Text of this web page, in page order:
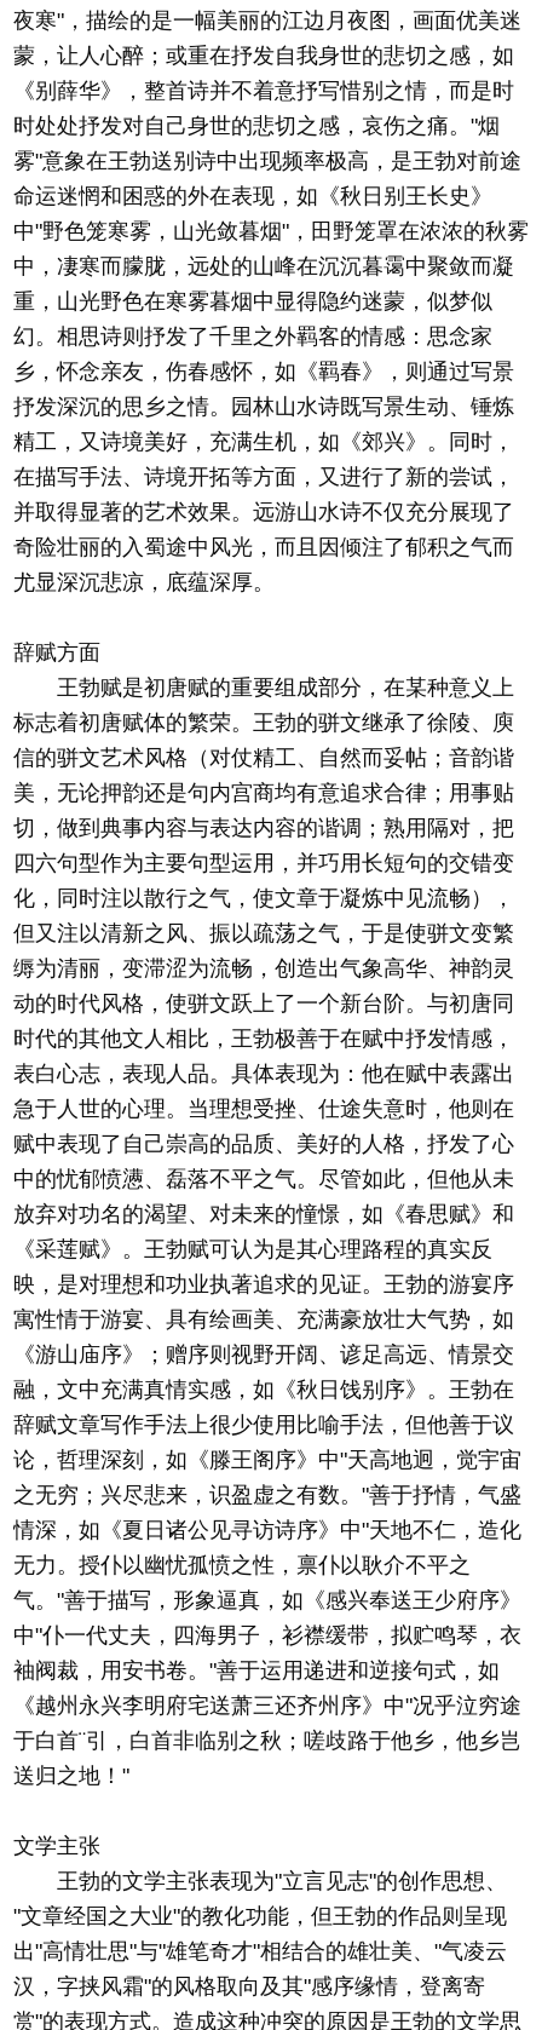
夜寒"，描绘的是一幅美丽的江边月夜图，画面优美迷
蒙，让人心醉；或重在抒发自我身世的悲切之感，如
《别薛华》，整首诗并不着意抒写惜别之情，而是时
时处处抒发对自己身世的悲切之感，哀伤之痛。"烟
雾"意象在王勃送别诗中出现频率极高，是王勃对前途
命运迷惘和困惑的外在表现，如《秋日别王长史》
中"野色笼寒雾，山光敛暮烟"，田野笼罩在浓浓的秋雾
中，凄寒而朦胧，远处的山峰在沉沉暮霭中聚敛而凝
重，山光野色在寒雾暮烟中显得隐约迷蒙，似梦似
幻。相思诗则抒发了千里之外羁客的情感：思念家
乡，怀念亲友，伤春感怀，如《羁春》，则通过写景
抒发深沉的思乡之情。园林山水诗既写景生动、锤炼
精工，又诗境美好，充满生机，如《郊兴》。同时，
在描写手法、诗境开拓等方面，又进行了新的尝试，
并取得显著的艺术效果。远游山水诗不仅充分展现了
奇险壮丽的入蜀途中风光，而且因倾注了郁积之气而
尤显深沉悲凉，底蕴深厚。
辞赋方面
王勃赋是初唐赋的重要组成部分，在某种意义上
标志着初唐赋体的繁荣。王勃的骈文继承了徐陵、庾
信的骈文艺术风格（对仗精工、自然而妥帖；音韵谐
美，无论押韵还是句内宫商均有意追求合律；用事贴
切，做到典事内容与表达内容的谐调；熟用隔对，把
四六句型作为主要句型运用，并巧用长短句的交错变
化，同时注以散行之气，使文章于凝炼中见流畅），
但又注以清新之风、振以疏荡之气，于是使骈文变繁
缛为清丽，变滞涩为流畅，创造出气象高华、神韵灵
动的时代风格，使骈文跃上了一个新台阶。与初唐同
时代的其他文人相比，王勃极善于在赋中抒发情感，
表白心志，表现人品。具体表现为：他在赋中表露出
急于人世的心理。当理想受挫、仕途失意时，他则在
赋中表现了自己崇高的品质、美好的人格，抒发了心
中的忧郁愤懑、磊落不平之气。尽管如此，但他从未
放弃对功名的渴望、对未来的憧憬，如《春思赋》和
《采莲赋》。王勃赋可认为是其心理路程的真实反
映，是对理想和功业执著追求的见证。王勃的游宴序
寓性情于游宴、具有绘画美、充满豪放壮大气势，如
《游山庙序》；赠序则视野开阔、谚足高远、情景交
融，文中充满真情实感，如《秋日饯别序》。王勃在
辞赋文章写作手法上很少使用比喻手法，但他善于议
论，哲理深刻，如《滕王阁序》中"天高地迥，觉宇宙
之无穷；兴尽悲来，识盈虚之有数。"善于抒情，气盛
情深，如《夏日诸公见寻访诗序》中"天地不仁，造化
无力。授仆以幽忧孤愤之性，禀仆以耿介不平之
气。"善于描写，形象逼真，如《感兴奉送王少府序》
中"仆一代丈夫，四海男子，衫襟缓带，拟贮鸣琴，衣
袖阀裁，用安书卷。"善于运用递进和逆接句式，如
《越州永兴李明府宅送萧三还齐州序》中"况乎泣穷途
于白首¨引，白首非临别之秋；嗟歧路于他乡，他乡岂
送归之地！"
文学主张
王勃的文学主张表现为"立言见志"的创作思想、
"文章经国之大业"的教化功能，但王勃的作品则呈现
出"高情壮思"与"雄笔奇才"相结合的雄壮美、"气凌云
汉，字挟风霜"的风格取向及其"感序缘情，登离寄
赏"的表现方式。造成这种冲突的原因是王勃的文学思